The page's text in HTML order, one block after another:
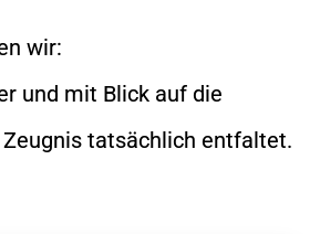
wir:
und mit Blick auf die
Zeugnis tatsächlich entfaltet.